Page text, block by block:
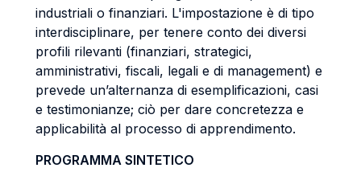
industriali o finanziari. L'impostazione è di tipo
interdisciplinare, per tenere conto dei diversi
profili rilevanti (finanziari, strategici,
amministrativi, fiscali, legali e di management) e
prevede un’alternanza di esemplificazioni, casi
e testimonianze; ciò per dare concretezza e
applicabilità al processo di apprendimento.
PROGRAMMA SINTETICO